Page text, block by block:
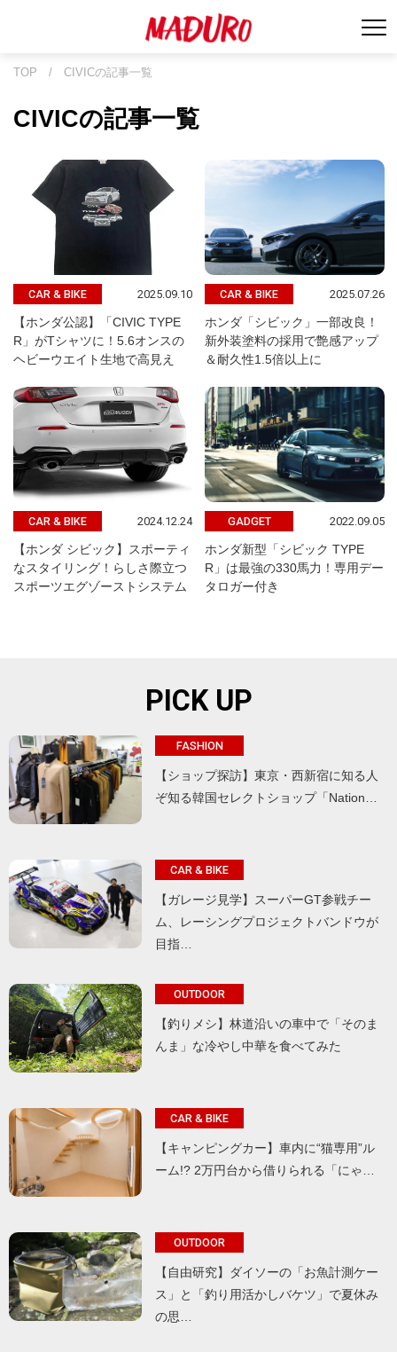
TOP / CIVICの記事一覧
CIVICの記事一覧
CAR & BIKE 2025.09.10
【ホンダ公認】「CIVIC TYPE
R」がTシャツに！5.6オンスの
ヘビーウエイト生地で高見え
CAR & BIKE 2025.07.26
ホンダ「シビック」一部改良！
新外装塗料の採用で艶感アップ
＆耐久性1.5倍以上に
CAR & BIKE 2024.12.24
【ホンダ シビック】スポーティ
なスタイリング！らしさ際立つ
スポーツエグゾーストシステム
GADGET 2022.09.05
ホンダ新型「シビック TYPE
R」は最強の330馬力！専用デー
タロガー付き
PICK UP
FASHION
【ショップ探訪】東京・西新宿に知る人
ぞ知る韓国セレクトショップ「Nation…
CAR & BIKE
【ガレージ見学】スーパーGT参戦チー
ム、レーシングプロジェクトバンドウが
目指…
OUTDOOR
【釣りメシ】林道沿いの車中で「そのま
んま」な冷やし中華を食べてみた
CAR & BIKE
【キャンピングカー】車内に“猫専用”ル
ーム!? 2万円台から借りられる「にゃ…
OUTDOOR
【自由研究】ダイソーの「お魚計測ケー
ス」と「釣り用活かしバケツ」で夏休み
の思…